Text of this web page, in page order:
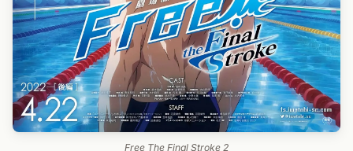
Free The Final Stroke 2